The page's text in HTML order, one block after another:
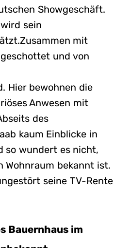
Showgeschäft.
sein
mit
und von
Hier bewohnen die
Anwesen mit
des
kaum Einblicke in
so wundert es nicht,
Wohnraum bekannt ist.
seine TV-Rente
Bauernhaus im